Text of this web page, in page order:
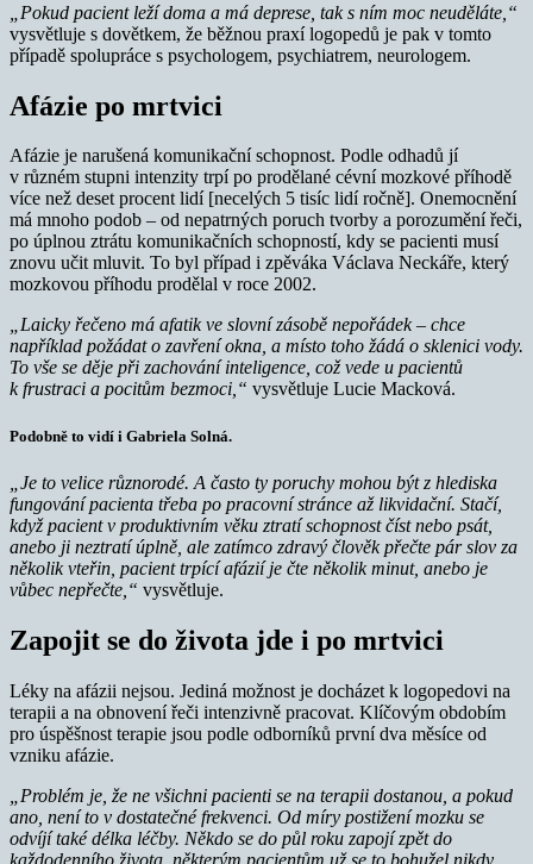
„Pokud pacient leží doma a má deprese, tak s ním moc neuděláte,“
vysvětluje s dovětkem, že běžnou praxí logopedů je pak v tomto
případě spolupráce s psychologem, psychiatrem, neurologem.
Afázie po mrtvici
Afázie je narušená komunikační schopnost. Podle odhadů jí
v různém stupni intenzity trpí po prodělané cévní mozkové příhodě
více než deset procent lidí [necelých 5 tisíc lidí ročně]. Onemocnění
má mnoho podob – od nepatrných poruch tvorby a porozumění řeči,
po úplnou ztrátu komunikačních schopností, kdy se pacienti musí
znovu učit mluvit. To byl případ i zpěváka Václava Neckáře, který
mozkovou příhodu prodělal v roce 2002.
„Laicky řečeno má afatik ve slovní zásobě nepořádek – chce
například požádat o zavření okna, a místo toho žádá o sklenici vody.
To vše se děje při zachování inteligence, což vede u pacientů
k frustraci a pocitům bezmoci,“ vysvětluje Lucie Macková.
Podobně to vidí i Gabriela Solná.
„Je to velice různorodé. A často ty poruchy mohou být z hlediska
fungování pacienta třeba po pracovní stránce až likvidační. Stačí,
když pacient v produktivním věku ztratí schopnost číst nebo psát,
anebo ji neztratí úplně, ale zatímco zdravý člověk přečte pár slov za
několik vteřin, pacient trpící afázií je čte několik minut, anebo je
vůbec nepřečte,“ vysvětluje.
Zapojit se do života jde i po mrtvici
Léky na afázii nejsou. Jediná možnost je docházet k logopedovi na
terapii a na obnovení řeči intenzivně pracovat. Klíčovým obdobím
pro úspěšnost terapie jsou podle odborníků první dva měsíce od
vzniku afázie.
„Problém je, že ne všichni pacienti se na terapii dostanou, a pokud
ano, není to v dostatečné frekvenci. Od míry postižení mozku se
odvíjí také délka léčby. Někdo se do půl roku zapojí zpět do
každodenního života, některým pacientům už se to bohužel nikdy